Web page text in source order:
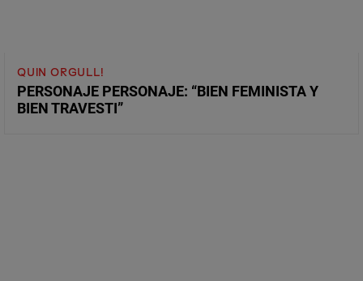
QUIN ORGULL!
PERSONAJE PERSONAJE: “BIEN FEMINISTA Y
BIEN TRAVESTI”